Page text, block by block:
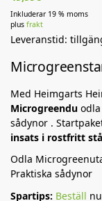
Inkluderar 19 % moms
plus frakt
Leveranstid:
Med Heimgarts
Microgreendu odla
sådynor .
insats i rostfritt
Odla
Praktiska sådynor
Spartips: Beställ